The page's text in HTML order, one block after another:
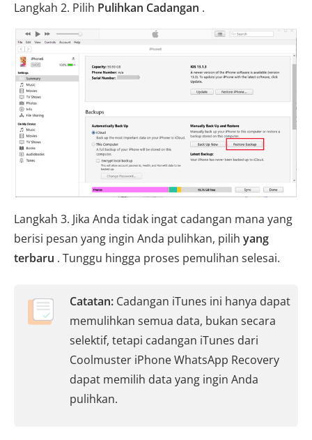
Langkah 2. Pilih Pulihkan Cadangan .
Langkah 3. Jika Anda tidak ingat cadangan mana yang
berisi pesan yang ingin Anda pulihkan, pilih yang
terbaru . Tunggu hingga proses pemulihan selesai.
Catatan: Cadangan iTunes ini hanya dapat
memulihkan semua data, bukan secara
selektif, tetapi cadangan iTunes dari
Coolmuster iPhone WhatsApp Recovery
dapat memilih data yang ingin Anda
pulihkan.